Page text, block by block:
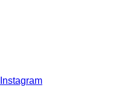
Instagram